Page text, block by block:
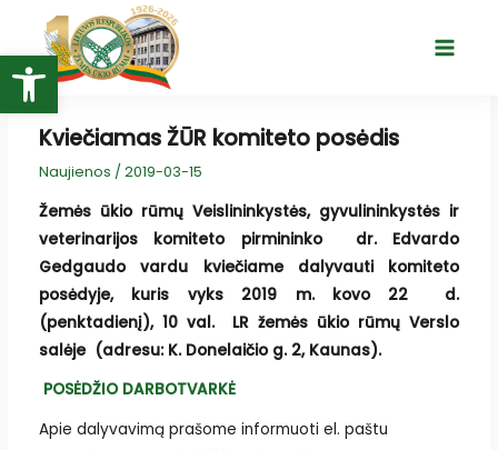
Open toolbar
turinio
Main
Kviečiamas ŽŪR komiteto posėdis
Naujienos / 2019-03-15
Žemės ūkio rūmų Veislininkystės, gyvulininkystės ir
veterinarijos komiteto pirmininko dr. Edvardo
Gedgaudo vardu kviečiame dalyvauti komiteto
posėdyje, kuris vyks 2019 m. kovo 22 d.
(penktadienį), 10 val. LR žemės ūkio rūmų Verslo
salėje (adresu: K. Donelaičio g. 2, Kaunas).
POSĖDŽIO DARBOTVARKĖ
Apie dalyvavimą prašome informuoti el. paštu